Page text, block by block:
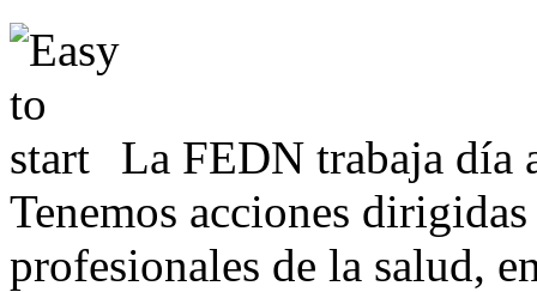
La FEDN trabaja día
Tenemos acciones
profesionales de la salud,